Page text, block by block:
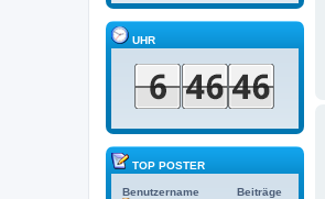
UHR
TOP POSTER
Benutzername
Beiträge